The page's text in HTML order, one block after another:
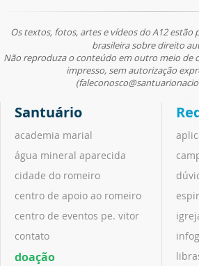
Os textos, fotos, artes e vídeos do A12 estão
brasileira sobre direito
Não reproduza o conteúdo em outro meio de
impresso, sem autorização
Santuário
academia marial
água mineral aparecida
cidade do romeiro
centro de apoio ao romeiro
centro de eventos pe. vitor
contato
doação